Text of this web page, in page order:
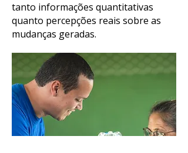
tanto informações quantitativas
quanto percepções reais sobre as
mudanças geradas.